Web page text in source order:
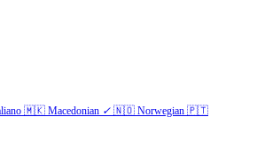
🇲🇰 Macedonian ✓ 🇳🇴 Norwegian 🇵🇹